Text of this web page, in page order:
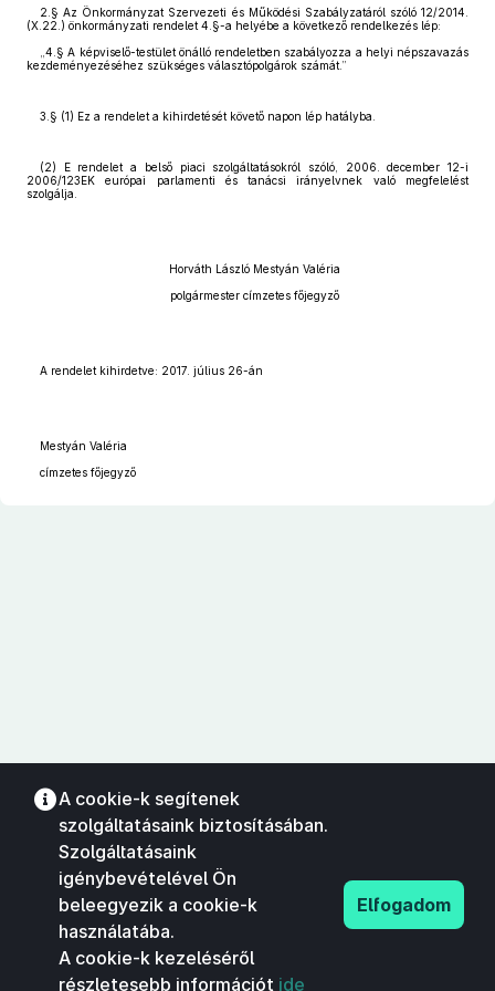
2.§ Az Önkormányzat Szervezeti és Működési Szabályzatáról szóló 12/2014.
(X.22.) önkormányzati rendelet 4.§-a helyébe a következő rendelkezés lép:
„4.§ A képviselő-testület önálló rendeletben szabályozza a helyi népszavazás
kezdeményezéséhez szükséges választópolgárok számát.”
3.§ (1) Ez a rendelet a kihirdetését követő napon lép hatályba.
(2) E rendelet a belső piaci szolgáltatásokról szóló, 2006. december 12-i
2006/123EK európai parlamenti és tanácsi irányelvnek való megfelelést
szolgálja.
Horváth László Mestyán Valéria
polgármester címzetes főjegyző
A rendelet kihirdetve: 2017. július 26-án
Mestyán Valéria
címzetes főjegyző
A cookie-k segítenek
szolgáltatásaink biztosításában.
Szolgáltatásaink
igénybevételével Ön
beleegyezik a cookie-k
használatába.
A cookie-k kezeléséről
részletesebb információt ide
Elfogadom